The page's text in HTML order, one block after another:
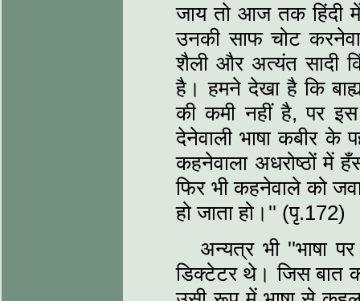
जाय तो आज तक हिंदी
उनकी साफ चोट
शैली और अत्‍यंत सादी
है। हमने देखा है कि
की कमी नहीं है, पर
देनेवाली भाषा कबीर के
कहनेवाला अधरोष्‍ठों में
फिर भी कहनेवाले को
हो जाता हो।'' (पृ.172)
अन्‍यत्र भी ''भाषा
डिक्‍टेटर थे। जिस बात